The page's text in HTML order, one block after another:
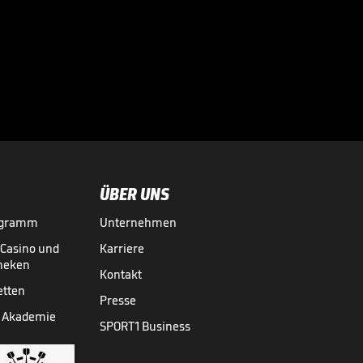
und
Akademie
ÜBER UNS
Unternehmen
Karriere
Kontakt
Presse
SPORT1 Business